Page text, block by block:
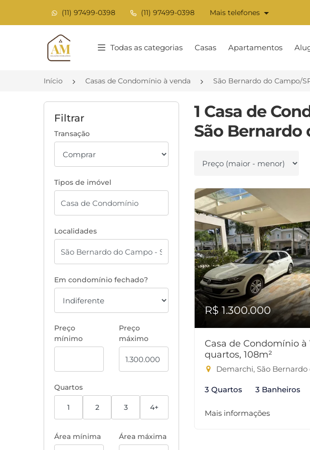
(11) 97499-0398 (11) 97499-0398 Mais telefones
Página inicial
Todas as categorias Casas Apartamentos
Início Casas de Condomínio à venda São Bernardo do Campo/
Filtrar
Transação
Tipos de imóvel
Localidades
Em condomínio fechado?
Preço
mínimo
Preço
máximo
Quartos
1 2 3 4+
Área mínima Área máxima
1 Casa de
São Bernardo
Ordenar por
R$ 1.300.000
Casa de Condomínio
quartos, 108m²
Demarchi, São Bernardo
3 Quartos 3 Banheiros
Mais informações